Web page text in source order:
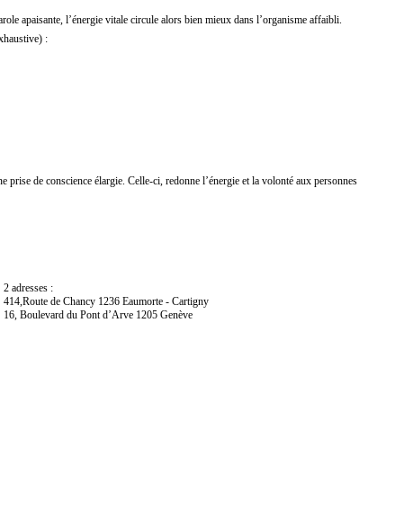
apaisante, l’énergie vitale circule alors bien mieux dans l’organisme affaibli.
:
de conscience élargie. Celle-ci, redonne l’énergie et la volonté aux personnes
2 adresses :
414,Route de Chancy 1236 Eaumorte - Cartigny
16, Boulevard du Pont d’Arve 1205 Genève